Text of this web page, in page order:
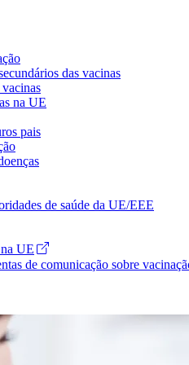
das vacinas
na UE
pais
de saúde da UE/EEE
UE
de comunicação sobre